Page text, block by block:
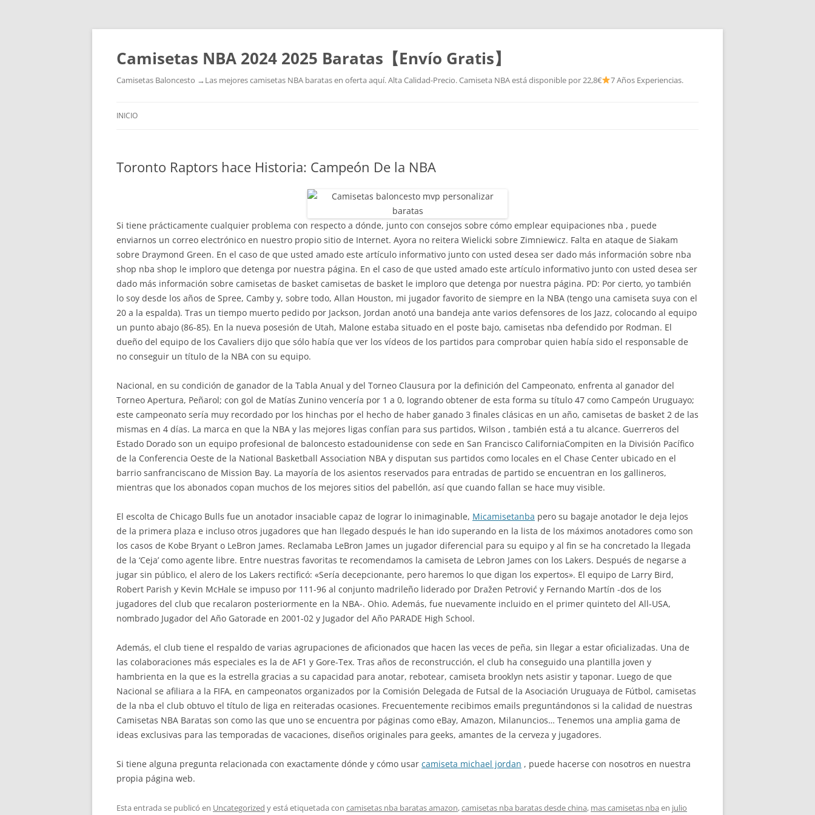
Camisetas NBA 2024 2025 Baratas【Envío Gratis】
Camisetas Baloncesto →Las mejores camisetas NBA baratas en oferta aquí. Alta Calidad-Precio. Camiseta NBA está disponible por 22,8€ 7 Años Experiencias.
INICIO
Toronto Raptors hace Historia: Campeón De la NBA
Si tiene prácticamente cualquier problema con respecto a dónde, junto con consejos sobre cómo emplear equipaciones nba , puede
enviarnos un correo electrónico en nuestro propio sitio de Internet. Ayora no reitera Wielicki sobre Zimniewicz. Falta en ataque de Siakam
sobre Draymond Green. En el caso de que usted amado este artículo informativo junto con usted desea ser dado más información sobre nba
shop nba shop le imploro que detenga por nuestra página. En el caso de que usted amado este artículo informativo junto con usted desea ser
dado más información sobre camisetas de basket camisetas de basket le imploro que detenga por nuestra página. PD: Por cierto, yo también
lo soy desde los años de Spree, Camby y, sobre todo, Allan Houston, mi jugador favorito de siempre en la NBA (tengo una camiseta suya con el
20 a la espalda). Tras un tiempo muerto pedido por Jackson, Jordan anotó una bandeja ante varios defensores de los Jazz, colocando al equipo
un punto abajo (86-85). En la nueva posesión de Utah, Malone estaba situado en el poste bajo, camisetas nba defendido por Rodman. El
dueño del equipo de los Cavaliers dijo que sólo había que ver los vídeos de los partidos para comprobar quien había sido el responsable de
no conseguir un título de la NBA con su equipo.
Nacional, en su condición de ganador de la Tabla Anual y del Torneo Clausura por la definición del Campeonato, enfrenta al ganador del
Torneo Apertura, Peñarol; con gol de Matías Zunino vencería por 1 a 0, logrando obtener de esta forma su título 47 como Campeón Uruguayo;
este campeonato sería muy recordado por los hinchas por el hecho de haber ganado 3 finales clásicas en un año, camisetas de basket 2 de las
mismas en 4 días. La marca en que la NBA y las mejores ligas confían para sus partidos, Wilson , también está a tu alcance. Guerreros del
Estado Dorado son un equipo profesional de baloncesto estadounidense con sede en San Francisco CaliforniaCompiten en la División Pacífico
de la Conferencia Oeste de la National Basketball Association NBA y disputan sus partidos como locales en el Chase Center ubicado en el
barrio sanfranciscano de Mission Bay. La mayoría de los asientos reservados para entradas de partido se encuentran en los gallineros,
mientras que los abonados copan muchos de los mejores sitios del pabellón, así que cuando fallan se hace muy visible.
El escolta de Chicago Bulls fue un anotador insaciable capaz de lograr lo inimaginable, Micamisetanba pero su bagaje anotador le deja lejos
de la primera plaza e incluso otros jugadores que han llegado después le han ido superando en la lista de los máximos anotadores como son
los casos de Kobe Bryant o LeBron James. Reclamaba LeBron James un jugador diferencial para su equipo y al fin se ha concretado la llegada
de la ‘Ceja’ como agente libre. Entre nuestras favoritas te recomendamos la camiseta de Lebron James con los Lakers. Después de negarse a
jugar sin público, el alero de los Lakers rectificó: «Sería decepcionante, pero haremos lo que digan los expertos». El equipo de Larry Bird,
Robert Parish y Kevin McHale se impuso por 111-96 al conjunto madrileño liderado por Dražen Petrović y Fernando Martín -dos de los
jugadores del club que recalaron posteriormente en la NBA-. Ohio. Además, fue nuevamente incluido en el primer quinteto del All-USA,
nombrado Jugador del Año Gatorade en 2001-02 y Jugador del Año PARADE High School.
Además, el club tiene el respaldo de varias agrupaciones de aficionados que hacen las veces de peña, sin llegar a estar oficializadas. Una de
las colaboraciones más especiales es la de AF1 y Gore-Tex. Tras años de reconstrucción, el club ha conseguido una plantilla joven y
hambrienta en la que es la estrella gracias a su capacidad para anotar, rebotear, camiseta brooklyn nets asistir y taponar. Luego de que
Nacional se afiliara a la FIFA, en campeonatos organizados por la Comisión Delegada de Futsal de la Asociación Uruguaya de Fútbol, camisetas
de la nba el club obtuvo el título de liga en reiteradas ocasiones. Frecuentemente recibimos emails preguntándonos si la calidad de nuestras
Camisetas NBA Baratas son como las que uno se encuentra por páginas como eBay, Amazon, Milanuncios… Tenemos una amplia gama de
ideas exclusivas para las temporadas de vacaciones, diseños originales para geeks, amantes de la cerveza y jugadores.
Si tiene alguna pregunta relacionada con exactamente dónde y cómo usar camiseta michael jordan , puede hacerse con nosotros en nuestra
propia página web.
Esta entrada se publicó en Uncategorized y está etiquetada con camisetas nba baratas amazon,camisetas nba baratas desde china, mas camisetas nba en julio